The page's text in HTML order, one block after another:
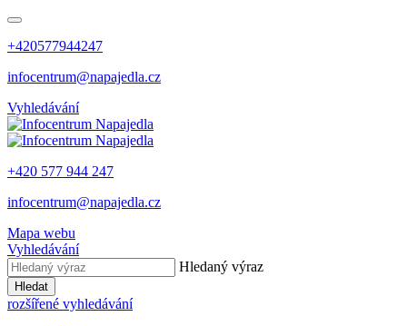
+420577944247
infocentrum@napajedla.cz
Vyhledávání
+420 577 944 247
infocentrum@napajedla.cz
Mapa webu
Vyhledávání
Hledaný výraz
Hledat
rozšířené vyhledávání